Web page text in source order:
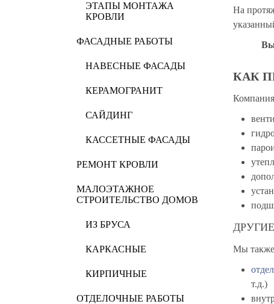
ЭТАПЫ МОНТАЖА
КРОВЛИ
ФАСАДНЫЕ РАБОТЫ
НАВЕСНЫЕ ФАСАДЫ
КЕРАМОГРАНИТ
САЙДИНГ
КАССЕТНЫЕ ФАСАДЫ
РЕМОНТ КРОВЛИ
МАЛОЭТАЖНОЕ
СТРОИТЕЛЬСТВО ДОМОВ
ИЗ БРУСА
КАРКАСНЫЕ
КИРПИЧНЫЕ
ОТДЕЛОЧНЫЕ РАБОТЫ
На
КАК
Мы также
т.д.)